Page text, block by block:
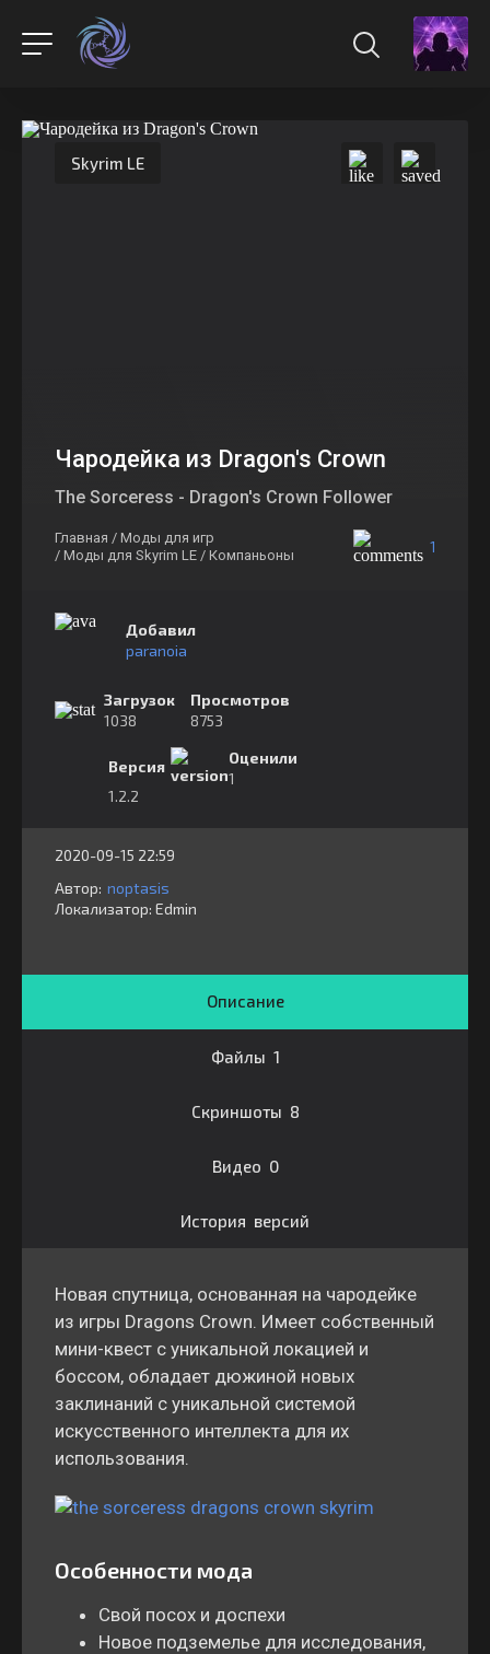
Skyrim LE
Чародейка из Dragon's Crown
The Sorceress - Dragon's Crown Follower
Главная / Моды для игр
/ Моды для Skyrim LE / Компаньоны 1
Добавил
paranoia
Загрузок
1038
Просмотров
8753
Версия
1.2.2
Оценили
1
2020-09-15 22:59
Автор: noptasis
Локализатор: ⁣⁣⁣Edmin
Описание
Файлы 1
Скриншоты 8
Видео 0
История версий
Новая спутница, основанная на чародейке
из игры Dragons Crown. Имеет собственный
мини-квест с уникальной локацией и
боссом, обладает дюжиной новых
заклинаний с уникальной системой
искусственного интеллекта для их
использования.
Особенности мода
Свой посох и доспехи
Новое подземелье для исследования,